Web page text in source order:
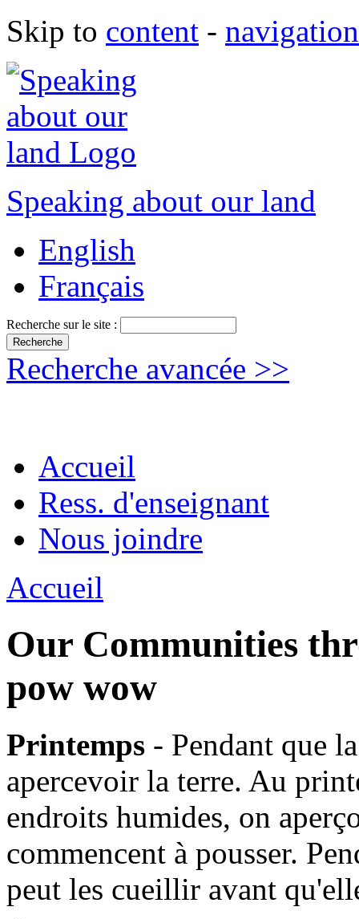
Skip to content - navigation
Speaking about our land
English
Français
Recherche sur le site :
Recherche avancée >>
Accueil
Ress. d'enseignant
Nous joindre
Accueil
Our Communities
pow wow
Printemps - Pendant que
apercevoir la terre. Au
endroits humides, on
commencent à pousser.
peut les cueillir avant